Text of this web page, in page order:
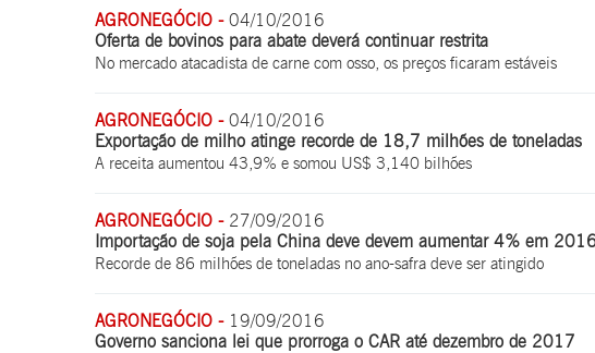
AGRONEGÓCIO - 04/10/2016
Oferta de bovinos para abate deverá continuar restrita
No mercado atacadista de carne com osso, os preços ficaram estáveis
AGRONEGÓCIO - 04/10/2016
Exportação de milho atinge recorde de 18,7 milhões de toneladas
A receita aumentou 43,9% e somou US$ 3,140 bilhões
AGRONEGÓCIO - 27/09/2016
Importação de soja pela China deve devem aumentar 4% em
Recorde de 86 milhões de toneladas no ano-safra deve ser atingido
AGRONEGÓCIO - 19/09/2016
Governo sanciona lei que prorroga o CAR até dezembro de 2017